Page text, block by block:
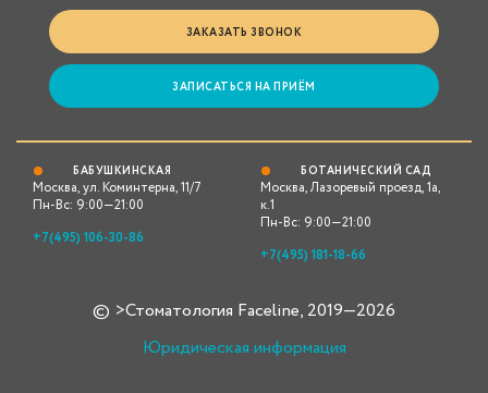
ЗАКАЗАТЬ ЗВОНОК
ЗАПИСАТЬСЯ НА ПРИЁМ
БАБУШКИНСКАЯ
Москва, ул. Коминтерна, 11/7
Пн-Вс: 9:00—21:00
+7(495) 106-30-86
БОТАНИЧЕСКИЙ САД
Москва, Лазоревый проезд, 1а,
к.1
Пн-Вс: 9:00—21:00
+7(495) 181-18-66
© >Стоматология Faceline, 2019—2026
Юридическая информация